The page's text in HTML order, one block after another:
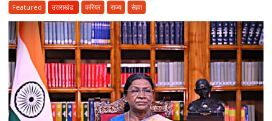
3
साल
सरकारी
सेवा
जरूरी!
फिर
ही
कर
Featured उत्तराखंड करियर राज्य सेहत